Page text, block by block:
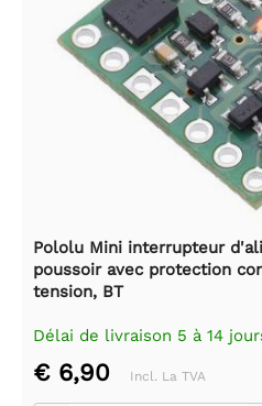
Pololu Mini interrupteur
poussoir avec protection
tension, BT
Délai de livraison 5 à 14
€ 6,90 Incl. La TVA